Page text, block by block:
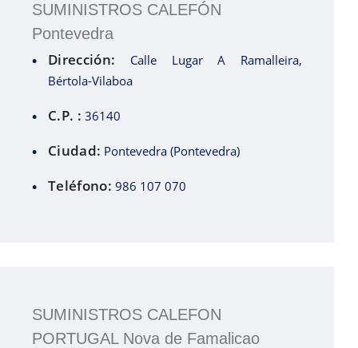
SUMINISTROS CALEFÓN
Pontevedra
Dirección: Calle Lugar A Ramalleira,
Bértola-Vilaboa
C.P. : 36140
Ciudad: Pontevedra (Pontevedra)
Teléfono: 986 107 070
SUMINISTROS CALEFON
PORTUGAL Nova de Famalicao